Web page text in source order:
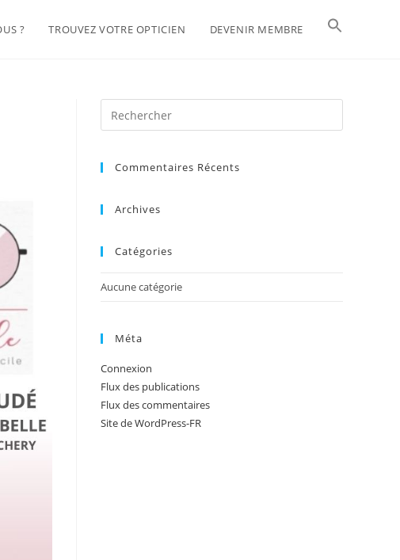
? TROUVEZ VOTRE OPTICIEN DEVENIR MEMBRE
Commentaires Récents
Archives
Catégories
Aucune catégorie
Méta
Connexion
Flux des publications
Flux des commentaires
Site de WordPress-FR